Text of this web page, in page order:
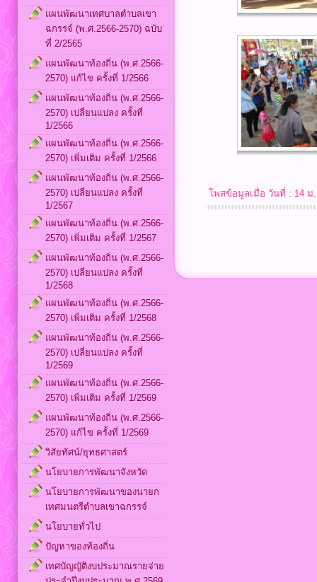
แผนพัฒนาเทศบาลตำบลเขา
ฉกรรจ์ (พ.ศ.2566-2570) ฉบับ
ที่ 2/2565
แผนพัฒนาท้องถิ่น (พ.ศ.2566-
2570) แก้ไข ครั้งที่ 1/2566
แผนพัฒนาท้องถิ่น (พ.ศ.2566-
2570) เปลี่ยนแปลง ครั้งที่
1/2566
แผนพัฒนาท้องถิ่น (พ.ศ.2566-
2570) เพิ่มเติม ครั้งที่ 1/2566
แผนพัฒนาท้องถิ่น (พ.ศ.2566-
2570) เปลี่ยนแปลง ครั้งที่
1/2567
แผนพัฒนาท้องถิ่น (พ.ศ.2566-
2570) เพิ่มเติม ครั้งที่ 1/2567
แผนพัฒนาท้องถิ่น (พ.ศ.2566-
2570) เปลี่ยนแปลง ครั้งที่
1/2568
แผนพัฒนาท้องถิ่น (พ.ศ.2566-
2570) เพิ่มเติม ครั้งที่ 1/2568
แผนพัฒนาท้องถิ่น (พ.ศ.2566-
2570) เปลี่ยนแปลง ครั้งที่
1/2569
แผนพัฒนาท้องถิ่น (พ.ศ.2566-
2570) เพิ่มเติม ครั้งที่ 1/2569
แผนพัฒนาท้องถิ่น (พ.ศ.2566-
2570) แก้ไข ครั้งที่ 1/2569
วิสัยทัศน์/ยุทธศาสตร์
นโยบายการพัฒนาจังหวัด
นโยบายการพัฒนาของนายก
เทศมนตรีตำบลเขาฉกรรจ์
นโยบายทั่วไป
ปัญหาของท้องถิ่น
เทศบัญญัติงบประมาณรายจ่าย
โพสข้อมูลเมื่อ วันที่ : 14